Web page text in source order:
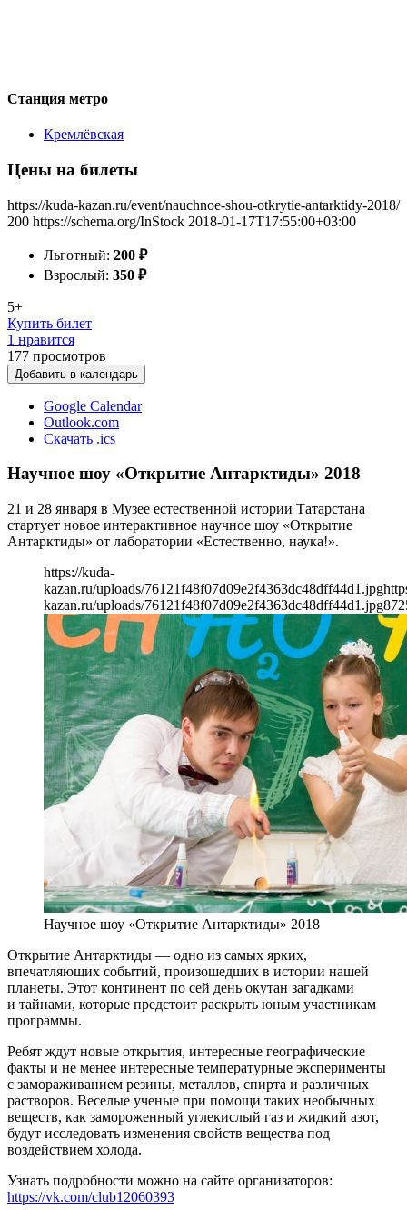
Станция метро
Кремлёвская
Цены на билеты
https://kuda-kazan.ru/event/nauchnoe-shou-otkrytie-antarktidy-2018/
200 https://schema.org/InStock 2018-01-17T17:55:00+03:00
Льготный: 200 ₽
Взрослый: 350 ₽
5+
Купить билет
1 нравится
177 просмотров
Добавить в календарь
Google Calendar
Outlook.com
Скачать .ics
Научное шоу «Открытие Антарктиды» 2018
21 и 28 января в Музее естественной истории Татарстана
стартует новое интерактивное научное шоу «Открытие
Антарктиды» от лаборатории «Естественно, наука!».
https://kuda-
kazan.ru/uploads/76121f48f07d09e2f4363dc48dff44d1.jpg
kazan.ru/uploads/76121f48f07d09e2f4363dc48dff44d1.jpg872
Научное шоу «Открытие Антарктиды» 2018
Открытие Антарктиды — одно из самых ярких,
впечатляющих событий, произошедших в истории нашей
планеты. Этот континент по сей день окутан загадками
и тайнами, которые предстоит раскрыть юным участникам
программы.
Ребят ждут новые открытия, интересные географические
факты и не менее интересные температурные эксперименты
с замораживанием резины, металлов, спирта и различных
растворов. Веселые ученые при помощи таких необычных
веществ, как замороженный углекислый газ и жидкий азот,
будут исследовать изменения свойств вещества под
воздействием холода.
Узнать подробности можно на сайте организаторов:
https://vk.com/club12060393